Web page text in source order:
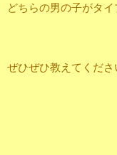
どちらの男の子がタイ
ぜひぜひ教えてくださ